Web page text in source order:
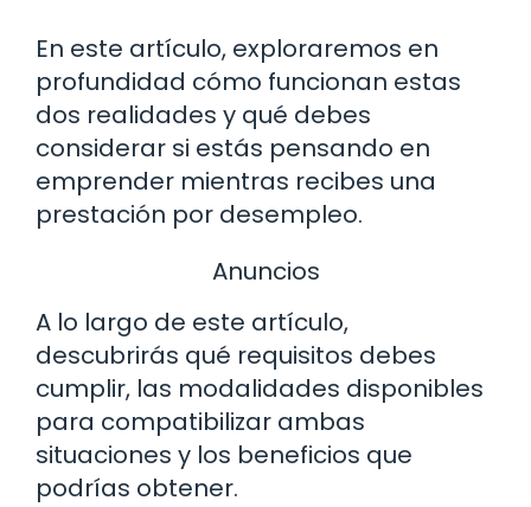
En este artículo, exploraremos en
profundidad cómo funcionan estas
dos realidades y qué debes
considerar si estás pensando en
emprender mientras recibes una
prestación por desempleo.
Anuncios
A lo largo de este artículo,
descubrirás qué requisitos debes
cumplir, las modalidades disponibles
para compatibilizar ambas
situaciones y los beneficios que
podrías obtener.